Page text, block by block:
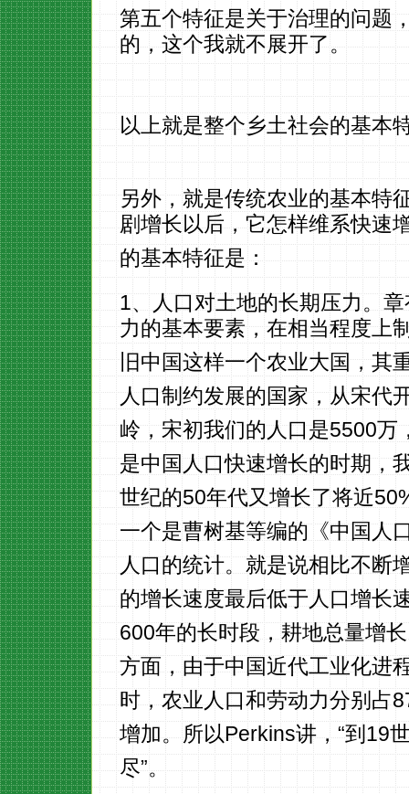
第五个特征是关于治理的问题
的，这个我就不展开了。
以上就是整个乡土社会的基本
另外，就是传统农业的基本特
剧增长以后，它怎样维系快速
的基本特征是：
1、人口对土地的长期压力。
力的基本要素，在相当程度上
旧中国这样一个农业大国，其
人口制约发展的国家，从宋代
岭，宋初我们的人口是5500
是中国人口快速增长的时期，
世纪的50年代又增长了将近
一个是曹树基等编的《中国人
人口的统计。就是说相比不断
的增长速度最后低于人口增长
600年的长时段，耕地总量增
方面，由于中国近代工业化进
时，农业人口和劳动力分别占
增加。所以Perkins讲，“到19
尽”。